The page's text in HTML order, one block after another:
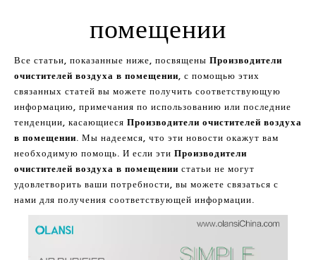
помещении
Все статьи, показанные ниже, посвящены Производители
очистителей воздуха в помещении, с помощью этих
связанных статей вы можете получить соответствующую
информацию, примечания по использованию или последние
тенденции, касающиеся Производители очистителей воздуха
в помещении. Мы надеемся, что эти новости окажут вам
необходимую помощь. И если эти Производители
очистителей воздуха в помещении статьи не могут
удовлетворить ваши потребности, вы можете связаться с
нами для получения соответствующей информации.